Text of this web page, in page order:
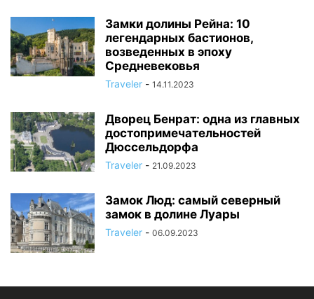
Замки долины Рейна: 10
легендарных бастионов,
возведенных в эпоху
Средневековья
Traveler - 14.11.2023
Дворец Бенрат: одна из главных
достопримечательностей
Дюссельдорфа
Traveler - 21.09.2023
Замок Люд: самый северный
замок в долине Луары
Traveler - 06.09.2023